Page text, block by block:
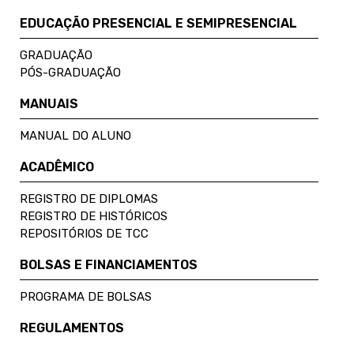
EDUCAÇÃO PRESENCIAL E SEMIPRESENCIAL
GRADUAÇÃO
PÓS-GRADUAÇÃO
MANUAIS
MANUAL DO ALUNO
ACADÊMICO
REGISTRO DE DIPLOMAS
REGISTRO DE HISTÓRICOS
REPOSITÓRIOS DE TCC
BOLSAS E FINANCIAMENTOS
PROGRAMA DE BOLSAS
REGULAMENTOS